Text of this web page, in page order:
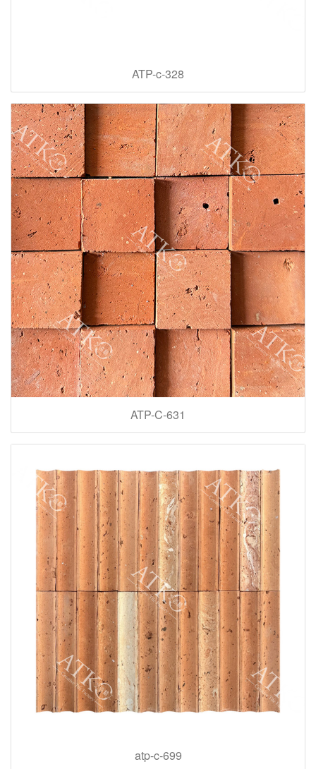
ATP-c-328
ATP-C-631
atp-c-699